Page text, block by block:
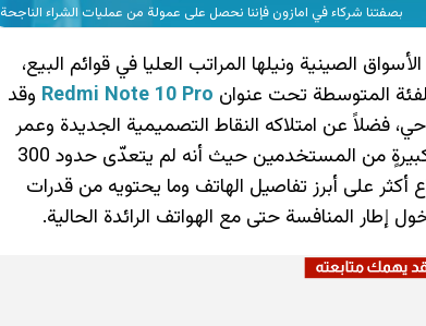
بصفتنا شركاء في امازون فإننا نحصل على عمولة من عمليات الشراء الناجحة
الصينية ونيلها المراتب العليا في قوائم البيع،
المتوسطة تحت عنوان Redmi Note 10 Pro وقد
فضلاً عن امتلاكه النقاط التصميمية الجديدة وعمر
البطارية المنافس، وكذلك السعر المناسب لفئةٍ كبيرةٍ من المستخدمين حيث أنه لم يتعدّى حدود 300
أكثر على أبرز تفاصيل الهاتف وما يحتويه من قدرات
إطار المنافسة حتى مع الهواتف الرائدة الحالية.